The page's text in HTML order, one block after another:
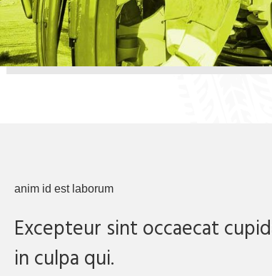
anim id est laborum
Excepteur sint occaecat
in culpa qui.